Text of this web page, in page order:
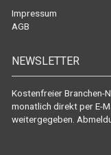
Impressum
AGB
NEWSLETTER
Kostenfreier Branchen-
monatlich direkt per E-
weitergegeben.